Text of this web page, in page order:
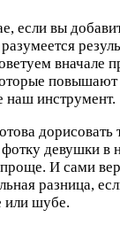
если вы
вначале
повышают
наш инструмент.
дорисовать
фотку девушки в
И сами
разница,
или шубе.